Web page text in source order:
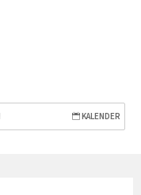
KALENDER